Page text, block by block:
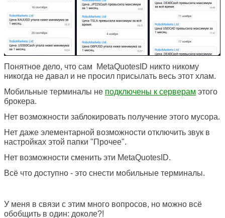
Понятное дело, что сам
MetaQuotesID никто никому
никогда не давал и не просил присылать весь этот хлам.
Мобильные терминалы не подключены к серверам этого
брокера.
Нет возможности заблокировать получение этого мусора.
Нет даже элементарной возможности отключить звук в
настройках этой папки "Прочее".
Нет возможности сменить эти MetaQuotesID.
Всё что доступно - это снести мобильные терминалы.
У меня в связи с этим много вопросов, но можно всё
обобщить в один: доколе?!